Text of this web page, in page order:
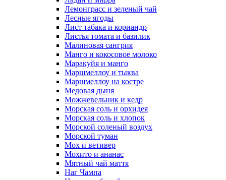
Лемонграсс и зеленый чай
Лесные ягоды
Лист табака и кориандр
Листья томата и базилик
Малиновая сангрия
Манго и кокосовое молоко
Маракуйя и манго
Маршмеллоу и тыква
Маршмеллоу на костре
Медовая дыня
Можжевельник и кедр
Морская соль и орхидея
Морская соль и хлопок
Морской соленый воздух
Морской туман
Мох и ветивер
Мохито и ананас
Мятный чай маття
Наг Чампа